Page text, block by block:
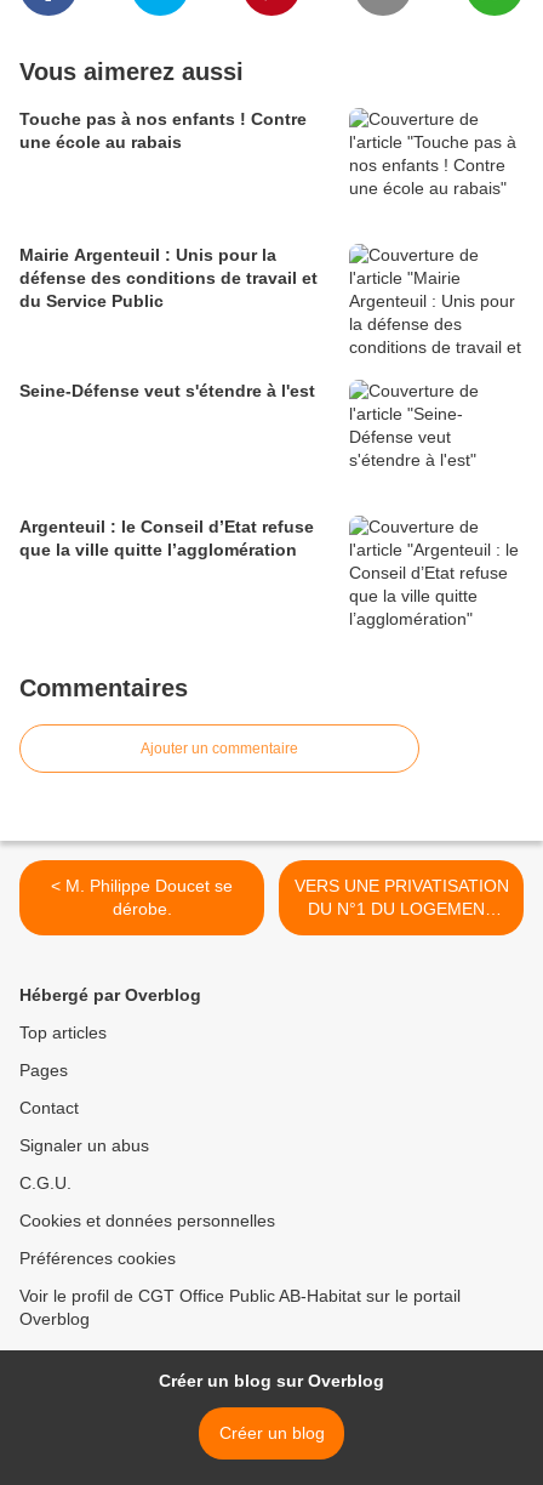
Vous aimerez aussi
Touche pas à nos enfants ! Contre
une école au rabais
Mairie Argenteuil : Unis pour la
défense des conditions de travail et
du Service Public
Seine-Défense veut s'étendre à l'est
Argenteuil : le Conseil d’Etat refuse
que la ville quitte l’agglomération
Commentaires
Ajouter un commentaire
< M. Philippe Doucet se
dérobe.
VERS UNE PRIVATISATION
DU N°1 DU LOGEMENT
SOCIAL >
Hébergé par Overblog
Top articles
Pages
Contact
Signaler un abus
C.G.U.
Cookies et données personnelles
Préférences cookies
Voir le profil de CGT Office Public AB-Habitat sur le portail
Overblog
Créer un blog sur Overblog
Créer un blog